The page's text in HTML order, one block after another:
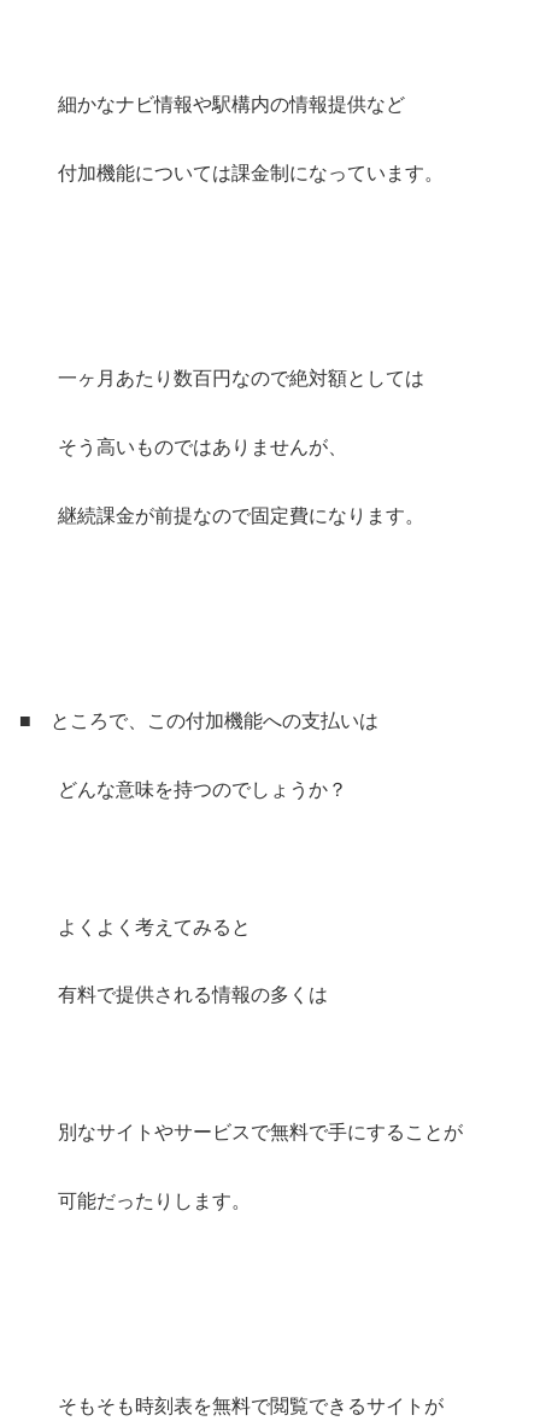
細かなナビ情報や駅構内の情報提供など
付加機能については課金制になっています。
一ヶ月あたり数百円なので絶対額としては
そう高いものではありませんが、
継続課金が前提なので固定費になります。
■ ところで、この付加機能への支払いは
どんな意味を持つのでしょうか？
よくよく考えてみると
有料で提供される情報の多くは
別なサイトやサービスで無料で手にすることが
可能だったりします。
そもそも時刻表を無料で閲覧できるサイトが